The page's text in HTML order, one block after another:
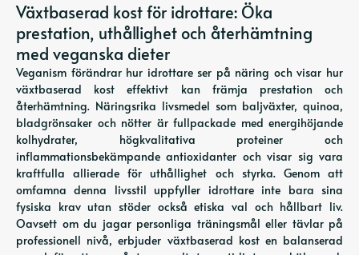
Växtbaserad kost för idrottare: Öka
prestation, uthållighet och återhämtning
med veganska dieter
Veganism förändrar hur idrottare ser på näring och visar hur
växtbaserad kost effektivt kan främja prestation och
återhämtning. Näringsrika livsmedel som baljväxter, quinoa,
bladgrönsaker och nötter är fullpackade med energihöjande
kolhydrater, högkvalitativa proteiner och
inflammationsbekämpande antioxidanter och visar sig vara
kraftfulla allierade för uthållighet och styrka. Genom att
omfamna denna livsstil uppfyller idrottare inte bara sina
fysiska krav utan stöder också etiska val och hållbart liv.
Oavsett om du jagar personliga träningsmål eller tävlar på
professionell nivå, erbjuder växtbaserad kost en balanserad